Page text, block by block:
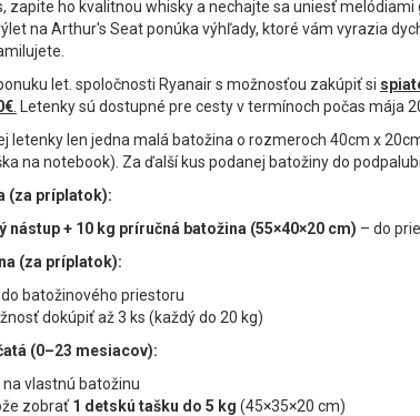
zapite ho kvalitnou whisky a nechajte sa uniesť melódiami
na Arthur's Seat ponúka výhľady, ktoré vám vyrazia
let. spoločnosti Ryanair s možnosťou zakúpiť si
Letenky sú dostupné pre cesty v termínoch počas mája
letenky len jedna malá batožina o rozmeroch 40cm x
na notebook). Za ďalší kus podanej batožiny do
(za príplatok):
nástup + 10 kg príručná batožina (55×40×20 cm) – do
(za príplatok):
batožinového priestoru
dokúpiť až 3 ks (každý do 20 kg)
(0–23 mesiacov):
na vlastnú batožinu
zobrať 1 detskú tašku do 5 kg (45×35×20 cm)